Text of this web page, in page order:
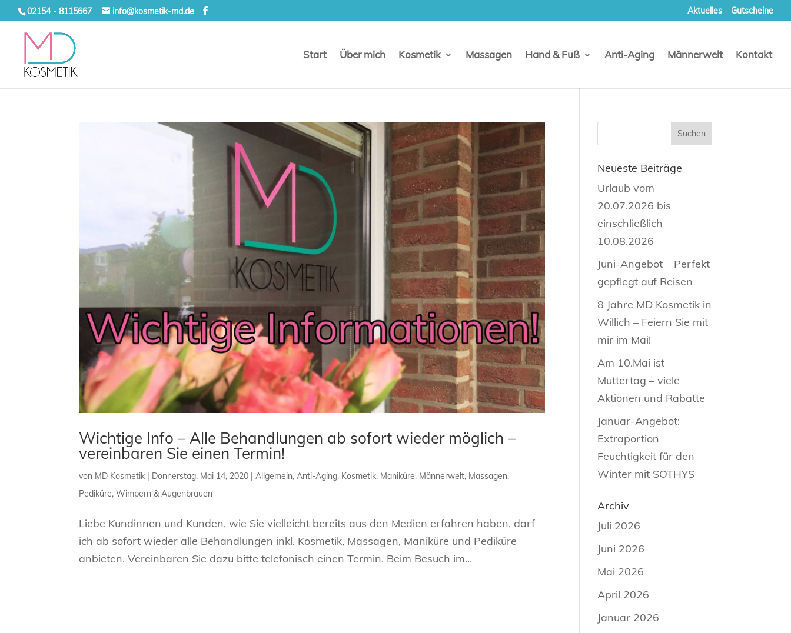
02154 - 8115667 info@kosmetik-md.de Aktuelles Gutscheine
Start Über mich Kosmetik Massagen Hand & Fuß Anti-Aging Männerwelt Kontakt
Wichtige Info – Alle Behandlungen ab sofort wieder möglich –
vereinbaren Sie einen Termin!
von MD Kosmetik | Donnerstag, Mai 14, 2020 |Allgemein,Anti-Aging, Kosmetik, Maniküre, Männerwelt, Massagen,
Pediküre,Wimpern & Augenbrauen
Liebe Kundinnen und Kunden, wie Sie vielleicht bereits aus den Medien erfahren haben, darf
ich ab sofort wieder alle Behandlungen inkl. Kosmetik, Massagen, Maniküre und Pediküre
anbieten. Vereinbaren Sie dazu bitte telefonisch einen Termin. Beim Besuch im...
Neueste Beiträge
Urlaub vom
20.07.2026 bis
einschließlich
10.08.2026
Juni-Angebot – Perfekt
gepflegt auf Reisen
8 Jahre MD Kosmetik in
Willich – Feiern Sie mit
mir im Mai!
Am 10.Mai ist
Muttertag – viele
Aktionen und Rabatte
Januar-Angebot:
Extraportion
Feuchtigkeit für den
Winter mit SOTHYS
Archiv
Juli 2026
Juni 2026
Mai 2026
April 2026
Januar 2026